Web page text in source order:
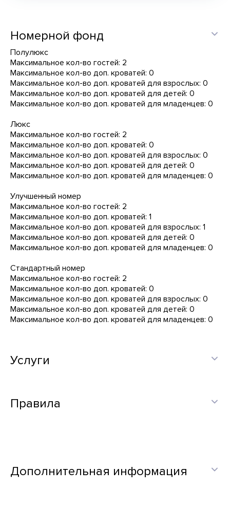
Номерной фонд
Полулюкс
Максимальное кол-во гостей: 2
Максимальное кол-во доп. кроватей: 0
Максимальное кол-во доп. кроватей для взрослых: 0
Максимальное кол-во доп. кроватей для детей: 0
Максимальное кол-во доп. кроватей для младенцев: 0
Люкс
Максимальное кол-во гостей: 2
Максимальное кол-во доп. кроватей: 0
Максимальное кол-во доп. кроватей для взрослых: 0
Максимальное кол-во доп. кроватей для детей: 0
Максимальное кол-во доп. кроватей для младенцев: 0
Улучшенный номер
Максимальное кол-во гостей: 2
Максимальное кол-во доп. кроватей: 1
Максимальное кол-во доп. кроватей для взрослых: 1
Максимальное кол-во доп. кроватей для детей: 0
Максимальное кол-во доп. кроватей для младенцев: 0
Стандартный номер
Максимальное кол-во гостей: 2
Максимальное кол-во доп. кроватей: 0
Максимальное кол-во доп. кроватей для взрослых: 0
Максимальное кол-во доп. кроватей для детей: 0
Максимальное кол-во доп. кроватей для младенцев: 0
Услуги
Правила
Дополнительная информация